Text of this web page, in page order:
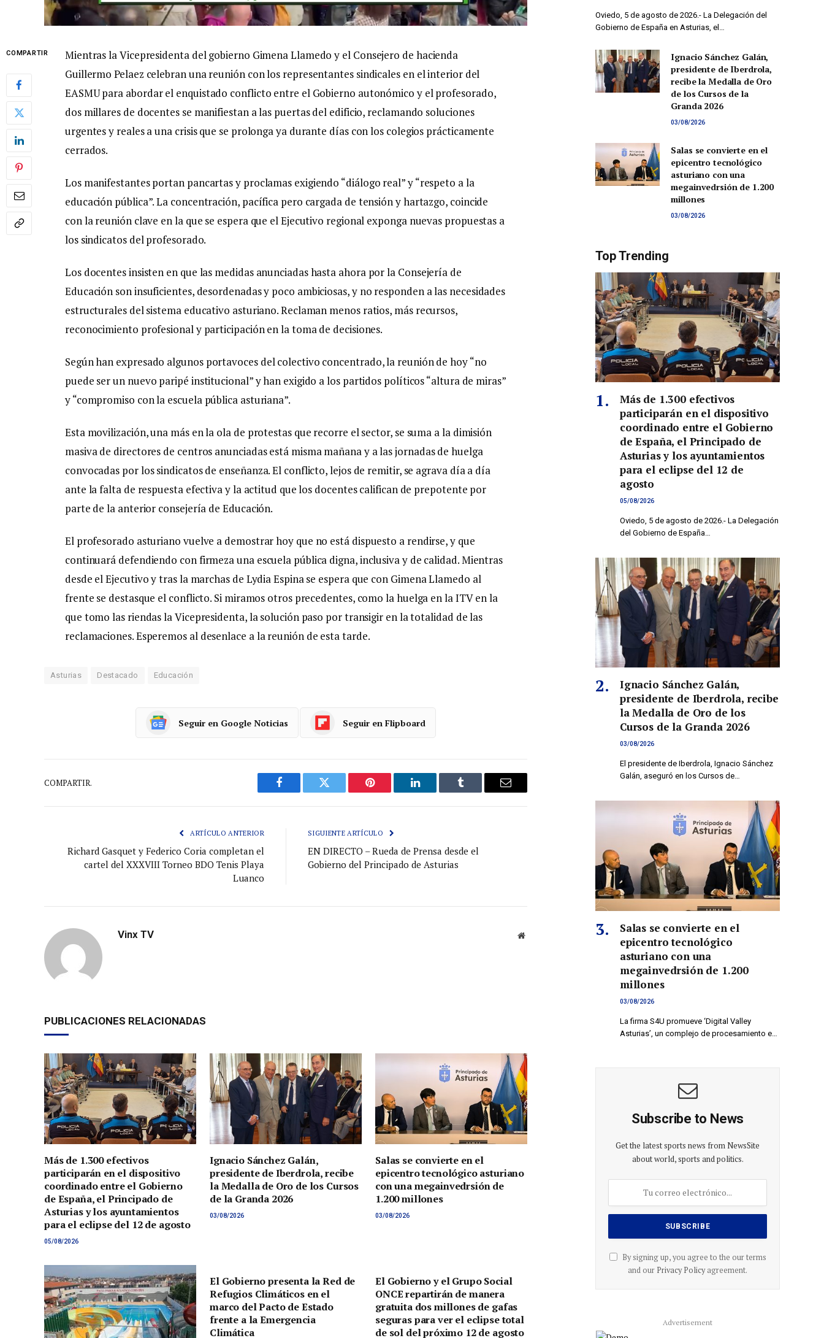
COMPARTIR
Mientras la Vicepresidenta del gobierno Gimena Llamedo y el Consejero de hacienda
Guillermo Pelaez celebran una reunión con los representantes sindicales en el interior del
EASMU para abordar el enquistado conflicto entre el Gobierno autonómico y el profesorado,
dos millares de docentes se manifiestan a las puertas del edificio, reclamando soluciones
urgentes y reales a una crisis que se prolonga ya durante días con los colegios prácticamente
cerrados.
Los manifestantes portan pancartas y proclamas exigiendo “diálogo real” y “respeto a la
educación pública”. La concentración, pacífica pero cargada de tensión y hartazgo, coincide
con la reunión clave en la que se espera que el Ejecutivo regional exponga nuevas propuestas a
los sindicatos del profesorado.
Los docentes insisten en que las medidas anunciadas hasta ahora por la Consejería de
Educación son insuficientes, desordenadas y poco ambiciosas, y no responden a las necesidades
estructurales del sistema educativo asturiano. Reclaman menos ratios, más recursos,
reconocimiento profesional y participación en la toma de decisiones.
Según han expresado algunos portavoces del colectivo concentrado, la reunión de hoy “no
puede ser un nuevo paripé institucional” y han exigido a los partidos políticos “altura de miras”
y “compromiso con la escuela pública asturiana”.
Esta movilización, una más en la ola de protestas que recorre el sector, se suma a la dimisión
masiva de directores de centros anunciadas está misma mañana y a las jornadas de huelga
convocadas por los sindicatos de enseñanza. El conflicto, lejos de remitir, se agrava día a día
ante la falta de respuesta efectiva y la actitud que los docentes califican de prepotente por
parte de la anterior consejería de Educación.
El profesorado asturiano vuelve a demostrar hoy que no está dispuesto a rendirse, y que
continuará defendiendo con firmeza una escuela pública digna, inclusiva y de calidad. Mientras
desde el Ejecutivo y tras la marchas de Lydia Espina se espera que con Gimena Llamedo al
frente se destasque el conflicto. Si miramos otros precedentes, como la huelga en la ITV en la
que tomo las riendas la Vicepresidenta, la solución paso por transigir en la totalidad de las
reclamaciones. Esperemos al desenlace a la reunión de esta tarde.
Asturias Destacado Educación
Seguir en Google Noticias Seguir en Flipboard
COMPARTIR.
Facebook Gorjeo Pinterest LinkedIn Tumblr
Correo
ARTÍCULO ANTERIOR
Richard Gasquet y Federico Coria completan el
cartel del XXXVIII Torneo BDO Tenis Playa
Luanco
SIGUIENTE ARTÍCULO
EN DIRECTO – Rueda de Prensa desde el
Gobierno del Principado de Asturias
Vinx TV
Sitio
PUBLICACIONES RELACIONADAS
Más de 1.300 efectivos
participarán en el dispositivo
coordinado entre el Gobierno
de España, el Principado de
Asturias y los ayuntamientos
para el eclipse del 12 de agosto
05/08/2026
Ignacio Sánchez Galán,
presidente de Iberdrola, recibe
la Medalla de Oro de los Cursos
de la Granda 2026
03/08/2026
Salas se convierte en el
epicentro tecnológico asturiano
con una megainvedrsión de
1.200 millones
03/08/2026
El Gobierno presenta la Red de
Refugios Climáticos en el
marco del Pacto de Estado
frente a la Emergencia
Climática
El Gobierno y el Grupo Social
ONCE repartirán de manera
gratuita dos millones de gafas
seguras para ver el eclipse total
de sol del próximo 12 de agosto
Oviedo, 5 de agosto de 2026.- La Delegación del
Gobierno de España en Asturias, el…
Ignacio Sánchez Galán,
presidente de Iberdrola,
recibe la Medalla de Oro
de los Cursos de la
Granda 2026
03/08/2026
Salas se convierte en el
epicentro tecnológico
asturiano con una
megainvedrsión de 1.200
millones
03/08/2026
Top Trending
Más de 1.300 efectivos
participarán en el dispositivo
coordinado entre el Gobierno
de España, el Principado de
Asturias y los ayuntamientos
para el eclipse del 12 de
agosto
05/08/2026
Oviedo, 5 de agosto de 2026.- La Delegación
del Gobierno de España…
Ignacio Sánchez Galán,
presidente de Iberdrola, recibe
la Medalla de Oro de los
Cursos de la Granda 2026
03/08/2026
El presidente de Iberdrola, Ignacio Sánchez
Galán, aseguró en los Cursos de…
Salas se convierte en el
epicentro tecnológico
asturiano con una
megainvedrsión de 1.200
millones
03/08/2026
La firma S4U promueve ‘Digital Valley
Asturias’, un complejo de procesamiento e…
Subscribe to News
Get the latest sports news from NewsSite
about world, sports and politics.
By signing up, you agree to the our terms
and our Privacy Policyagreement.
Advertisement